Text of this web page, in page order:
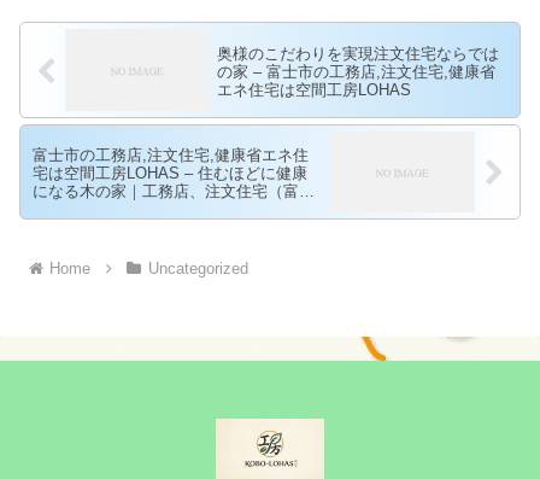
奥様のこだわりを実現注文住宅ならでは
の家 – 富士市の工務店,注文住宅,健康省
エネ住宅は空間工房LOHAS
富士市の工務店,注文住宅,健康省エネ住
宅は空間工房LOHAS – 住むほどに健康
になる木の家｜工務店、注文住宅（富士
で老後迄快適に。 – Page 3
Home Uncategorized